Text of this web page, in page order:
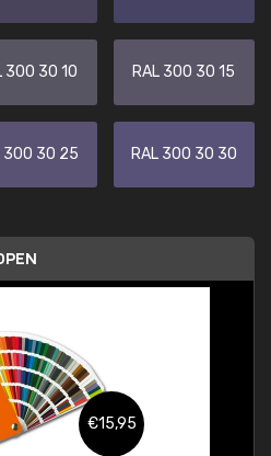
300 30 10 RAL 300 30 15
300 30 25 RAL 300 30 30
€15,95